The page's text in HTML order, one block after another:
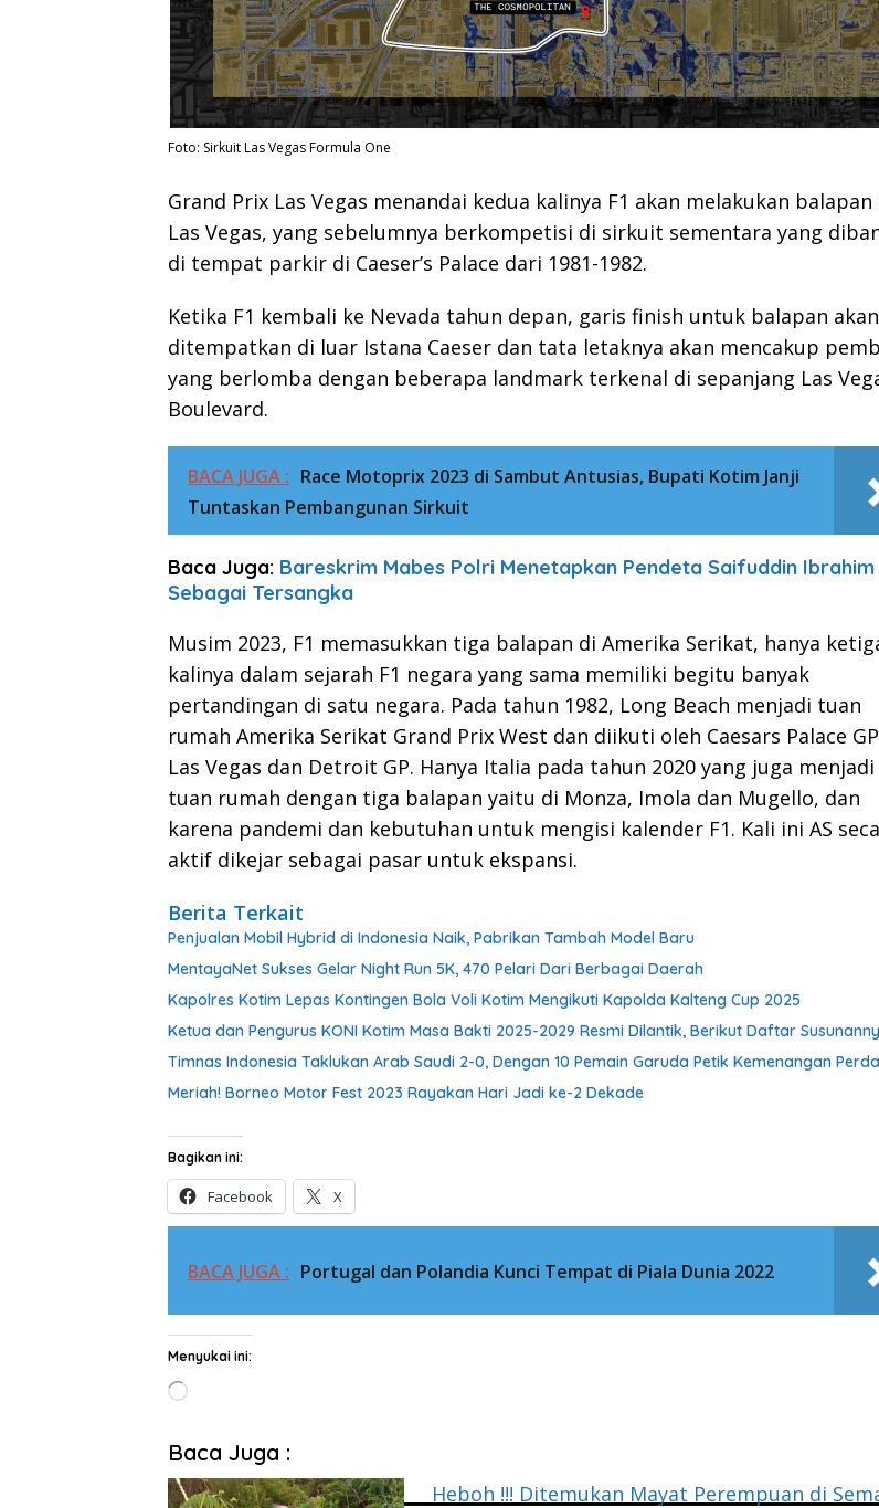
Foto: Sirkuit Las Vegas Formula One
Grand Prix Las Vegas menandai kedua kalinya F1 akan melakukan balapan
Las Vegas, yang sebelumnya berkompetisi di sirkuit sementara yang
di tempat parkir di Caeser’s Palace dari 1981-1982.
Ketika F1 kembali ke Nevada tahun depan, garis finish untuk balapan akan
ditempatkan di luar Istana Caeser dan tata letaknya akan mencakup
yang berlomba dengan beberapa landmark terkenal di sepanjang Las
Boulevard.
BACA JUGA : Race Motoprix 2023 di Sambut Antusias, Bupati Kotim Janji
Tuntaskan Pembangunan Sirkuit
Baca Juga: Bareskrim Mabes Polri Menetapkan Pendeta Saifuddin Ibrahim
Sebagai Tersangka
Musim 2023, F1 memasukkan tiga balapan di Amerika Serikat, hanya
kalinya dalam sejarah F1 negara yang sama memiliki begitu banyak
pertandingan di satu negara. Pada tahun 1982, Long Beach menjadi tuan
rumah Amerika Serikat Grand Prix West dan diikuti oleh Caesars Palace
Las Vegas dan Detroit GP. Hanya Italia pada tahun 2020 yang juga menjadi
tuan rumah dengan tiga balapan yaitu di Monza, Imola dan Mugello, dan
karena pandemi dan kebutuhan untuk mengisi kalender F1. Kali ini AS
aktif dikejar sebagai pasar untuk ekspansi.
Berita Terkait
Penjualan Mobil Hybrid di Indonesia Naik, Pabrikan Tambah Model Baru
MentayaNet Sukses Gelar Night Run 5K, 470 Pelari Dari Berbagai Daerah
Kapolres Kotim Lepas Kontingen Bola Voli Kotim Mengikuti Kapolda Kalteng Cup 2025
Ketua dan Pengurus KONI Kotim Masa Bakti 2025-2029 Resmi Dilantik, Berikut Daftar
Timnas Indonesia Taklukan Arab Saudi 2-0, Dengan 10 Pemain Garuda Petik Kemenangan
Meriah! Borneo Motor Fest 2023 Rayakan Hari Jadi ke-2 Dekade
Bagikan ini:
Facebook X
BACA JUGA : Portugal dan Polandia Kunci Tempat di Piala Dunia 2022
Menyukai ini:
Memuat...
Baca Juga :
Heboh !!! Ditemukan Mayat Perempuan di